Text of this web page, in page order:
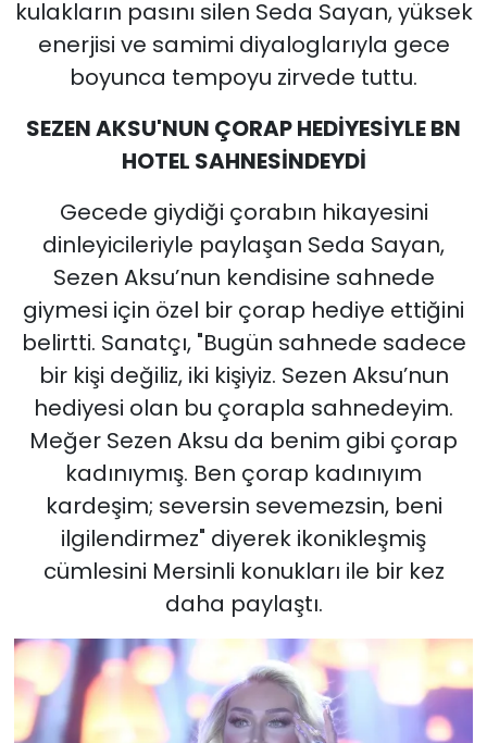
kulakların pasını silen Seda Sayan, yüksek
enerjisi ve samimi diyaloglarıyla gece
boyunca tempoyu zirvede tuttu.
SEZEN AKSU'NUN ÇORAP HEDİYESİYLE BN
HOTEL SAHNESİNDEYDİ
Gecede giydiği çorabın hikayesini
dinleyicileriyle paylaşan Seda Sayan,
Sezen Aksu’nun kendisine sahnede
giymesi için özel bir çorap hediye ettiğini
belirtti. Sanatçı, "Bugün sahnede sadece
bir kişi değiliz, iki kişiyiz. Sezen Aksu’nun
hediyesi olan bu çorapla sahnedeyim.
Meğer Sezen Aksu da benim gibi çorap
kadınıymış. Ben çorap kadınıyım
kardeşim; seversin sevemezsin, beni
ilgilendirmez" diyerek ikonikleşmiş
cümlesini Mersinli konukları ile bir kez
daha paylaştı.